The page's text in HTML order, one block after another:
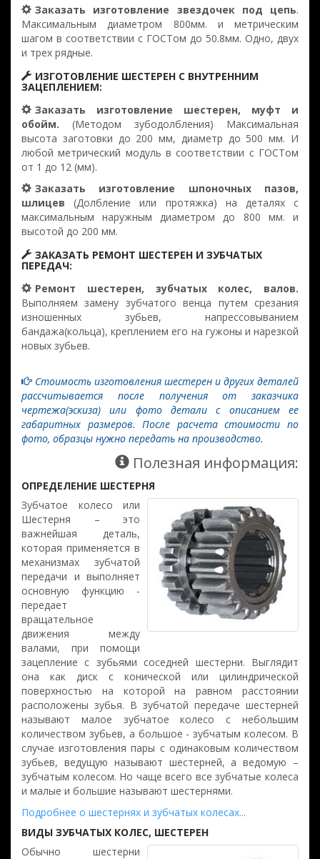
Заказать изготовление звездочек под цепь.
Максимальным диаметром 800мм. и метрическим
шагом в соответствии с ГОСТом до 50.8мм. Одно, двух
и трех рядные.
ИЗГОТОВЛЕНИЕ ШЕСТЕРЕН С ВНУТРЕННИМ
ЗАЦЕПЛЕНИЕМ:
Заказать изготовление шестерен, муфт и
обойм. (Методом зубодолбления) Максимальная
высота заготовки до 200 мм, диаметр до 500 мм. И
любой метрический модуль в соответствии с ГОСТом
от 1 до 12 (мм).
Заказать изготовление шпоночных пазов,
шлицев (Долбление или протяжка) на деталях с
максимальным наружным диаметром до 800 мм. и
высотой до 200 мм.
ЗАКАЗАТЬ РЕМОНТ ШЕСТЕРЕН И ЗУБЧАТЫХ
ПЕРЕДАЧ:
Ремонт шестерен, зубчатых колес, валов.
Выполняем замену зубчатого венца путем срезания
изношенных зубьев, напрессовыванием
бандажа(кольца), креплением его на гужоны и нарезкой
новых зубьев.
Стоимость изготовления шестерен и других деталей
рассчитывается после получения от заказчика
чертежа(эскиза) или фото детали с описанием ее
габаритных размеров. После расчета стоимости по
фото, образцы нужно передать на производство.
Полезная информация:
ОПРЕДЕЛЕНИЕ ШЕСТЕРНЯ
Зубчатое колесо или
Шестерня – это
важнейшая деталь,
которая применяется в
механизмах зубчатой
передачи и выполняет
основную функцию -
передает
вращательное
движения между
валами, при помощи
зацепление с зубьями соседней шестерни. Выглядит
она как диск с конической или цилиндрической
поверхностью на которой на равном расстоянии
расположены зубья. В зубчатой передаче шестерней
называют малое зубчатое колесо с небольшим
количеством зубьев, а большое - зубчатым колесом. В
случае изготовления пары с одинаковым количеством
зубьев, ведущую называют шестерней, а ведомую –
зубчатым колесом. Но чаще всего все зубчатые колеса
и малые и большие называют шестернями.
Подробнее о шестернях и зубчатых колесах...
ВИДЫ ЗУБЧАТЫХ КОЛЕС, ШЕСТЕРЕН
Обычно шестерни